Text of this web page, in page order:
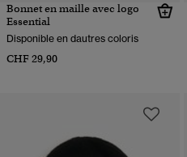
Bonnet en maille avec logo
Essential
Disponible en dautres coloris
CHF 29,90